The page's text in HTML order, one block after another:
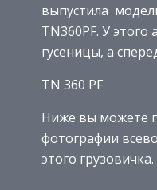
выпустила
TN360PF. У
гусеницы, а
TN 360 PF
Ниже вы можете
фотографии
этого грузовичка.